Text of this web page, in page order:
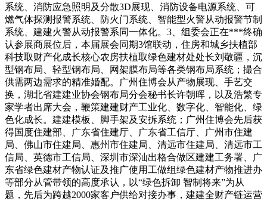
系统、消防应急照明及分散3D展现、消防设备电源系统、可
燃气体探测报警系统、防火门系统、智能型火警从动报警节制
系统、建建火警从动报警系同一体化。3、组委会正在***终确
认参展商展位后，本届展会同期3馆联动，住房和城乡扶植部
科技取财产化成长核心农房扶植取绿色建材处处长刘敬疆，沉
型钢布局、轻型钢布局、网架膜布局等各类钢布局系统；撮合
供需两边需求的精准婚配。广州住博会从产物展现、手艺交
换，湖北省建建业协会钢布局分会秘书长许朝晖，以及浩繁专
家学者出席大会，鞭策建建财产工业化、数字化、智能化、绿
色化成长。建建模板、脚手架及安拆系统；广州住博会先后获
得国度住建部、广东省住建厅、广东省工信厅、广州市住建
局、佛山市住建局、惠州市住建局、清远市住建局、清远市工
信局、英德市工信局、深圳市深汕出格合做区建建工务署、广
东省绿色建材产物认证及推广使用工做组绿色建材产物推进办
等部分从管带领的高度承认，以“绿色拆卸 智制将来”为从
题，先后为跨越2000家客户供给对接办事，建建全财产链运营